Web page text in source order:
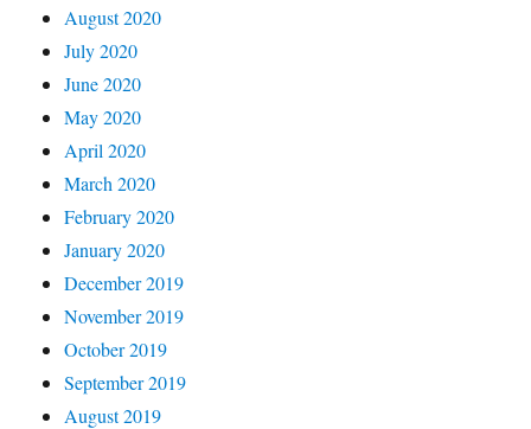
August 2020
July 2020
June 2020
May 2020
April 2020
March 2020
February 2020
January 2020
December 2019
November 2019
October 2019
September 2019
August 2019